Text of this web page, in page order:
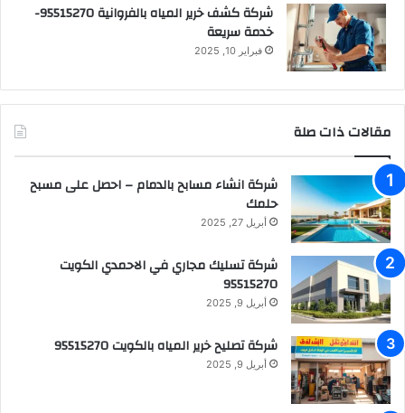
شركة كشف خرير المياه بالفروانية 95515270-
خدمة سريعة
فبراير 10, 2025
مقالات ذات صلة
شركة انشاء مسابح بالدمام – احصل على مسبح
حلمك
أبريل 27, 2025
شركة تسليك مجاري في الاحمدي الكويت
95515270
أبريل 9, 2025
شركة تصليح خرير المياه بالكويت 95515270
أبريل 9, 2025